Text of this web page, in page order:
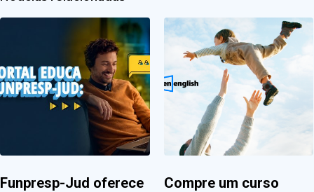
Funpresp-Jud oferece
Compre um curso